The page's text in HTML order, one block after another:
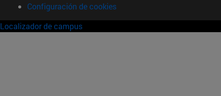
Configuración de cookies
Localizador de campus